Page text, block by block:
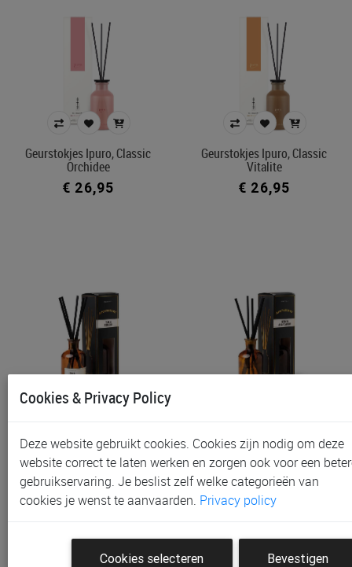
Geurstokjes Ipuro, Classic
Orchidee
€ 26,95
Geurstokjes Ipuro, Classic
Vitalite
€ 26,95
€ 27,95 € 27,95
Cookies & Privacy Policy
Deze website gebruikt cookies. Cookies zijn nodig om deze
website correct te laten werken en zorgen ook voor een
gebruikservaring. Je beslist zelf welke categorieën van
cookies je wenst te aanvaarden. Privacy policy
Cookies selecteren Bevestigen